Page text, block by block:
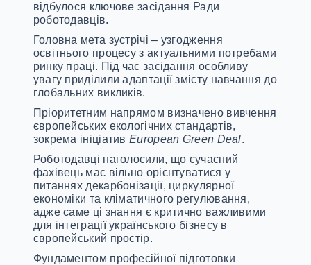
відбулося ключове засідання Ради
роботодавців.
Головна мета зустрічі – узгодження
освітнього процесу з актуальними потребами
ринку праці. Під час засідання особливу
увагу приділили адаптації змісту навчання до
глобальних викликів.
Пріоритетним напрямом визначено вивчення
європейських екологічних стандартів,
зокрема ініціативEuropean Green Deal.
Роботодавці наголосили, що сучасний
фахівець має вільно орієнтуватися у
питаннях декарбонізації, циркулярної
економіки та кліматичного регулювання,
адже саме ці знання є критично важливими
для інтеграції українського бізнесу в
європейський простір.
Фундаментом професійної підготовки